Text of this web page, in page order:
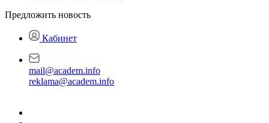
Предложить новость
Кабинет
mail@academ.info
reklama@academ.info